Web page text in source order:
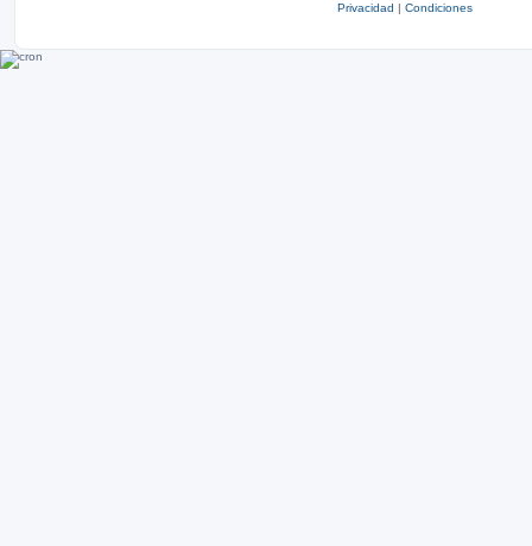
Privacidad | Condiciones